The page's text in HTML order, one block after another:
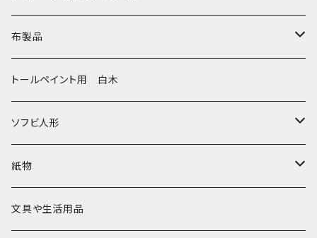
セミョーノフの子達
その他のマトショーシカ
キーロフの子達
タチアナ ドゥビニッチ
エレナ・イワンツォワ
バローニナ・マリヤ
ヴィクトル・ニキーチン
その他
トレイ・平皿
白樺靴
白樺その他
オルゴール
キッチン
イースターエッグ
小物入れ・ボトルケース
置物
アルハンゲリスク
ゴロジェッツ
ジョストボ
グジェリ
布製品
キッチンクロス
ソビエトデザイン 昔の布
切り売り布・リボン
その他
トールペイント用 白木
ソフビ人形
現代物
ソビエト時代モノ等
紙物
本類
文具や生活用品